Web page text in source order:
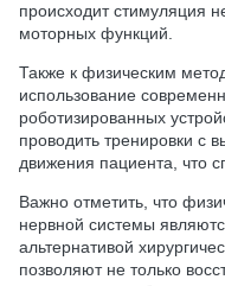
происходит стимуляция
моторных функций.
Также к физическим
использование
роботизированных
проводить тренировки с
движения пациента, что
Важно отметить, что
нервной системы
альтернативой
позволяют не только